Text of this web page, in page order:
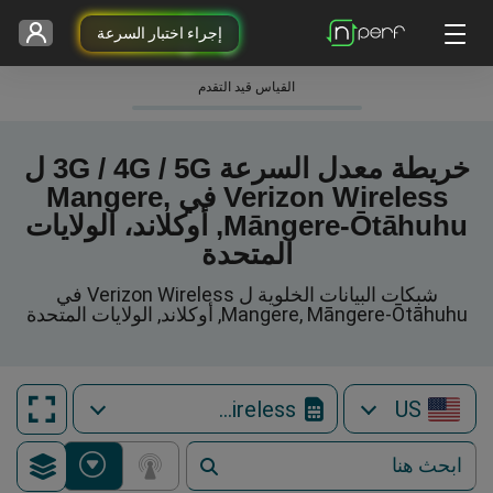
إجراء اختبار السرعة
القياس قيد التقدم
خريطة معدل السرعة 3G / 4G / 5G ل
Verizon Wireless في Mangere,
Māngere-Ōtāhuhu, أوكلاند، الولايات
المتحدة
شبكات البيانات الخلوية ل Verizon Wireless في
Mangere, Māngere-Ōtāhuhu, أوكلاند, الولايات المتحدة
US
Verizon Wireless